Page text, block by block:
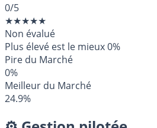
0/5
★★★★★
Non évalué
Plus élevé est le mieux0%
Pire du Marché
0%
Meilleur du Marché
24.9%